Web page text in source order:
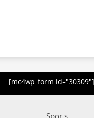
[mc4wp_form id="30309"]
Sports